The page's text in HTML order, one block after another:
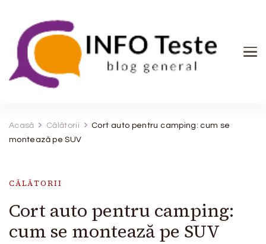
Acasă Călătorii
Cort auto pentru camping: cum se
montează pe SUV
CĂLĂTORII
Cort auto pentru camping:
cum se montează pe SUV